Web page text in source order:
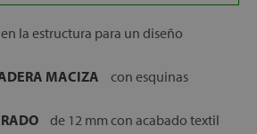
en la estructura para un diseño
MACIZA
con esquinas
de 12 mm con acabado textil